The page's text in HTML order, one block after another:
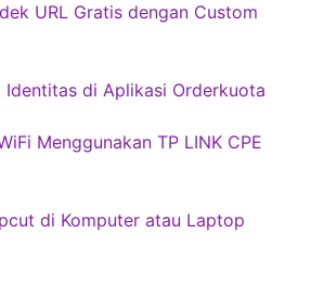
URL Gratis dengan Custom
Identitas di Aplikasi Orderkuota
Menggunakan TP LINK CPE
di Komputer atau Laptop